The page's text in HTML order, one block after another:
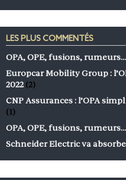
LES PLUS COMMENTÉS
OPA, OPE, fusions,
Europcar Mobility Group :
2022 (2)
CNP Assurances : l’OPA
(1)
OPA, OPE, fusions,
Schneider Electric va